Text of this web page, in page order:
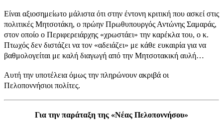
Είναι αξιοσημείωτο μάλιστα ότι στην έντονη κριτική που ασκεί στις
πολιτικές Μητσοτάκη, ο πρώην Πρωθυπουργός Αντώνης Σαμαράς,
στον οποίο ο Περιφερειάρχης «χρωστάει» την καρέκλα του, ο κ.
Πτωχός δεν διστάζει να τον «αδειάζει» με κάθε ευκαιρία για να
βαθμολογείται με καλή διαγωγή από την Μητσοτακική αυλή…
Αυτή την υποτέλεια όμως την πληρώνουν ακριβά οι
Πελοποννήσιοι πολίτες.
Για την παράταξη της «Νέας Πελοποννήσου»